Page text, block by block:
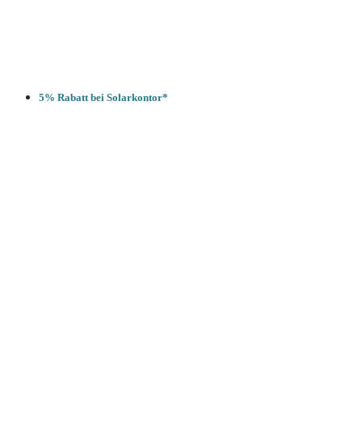
5% Rabatt bei Solarkontor*